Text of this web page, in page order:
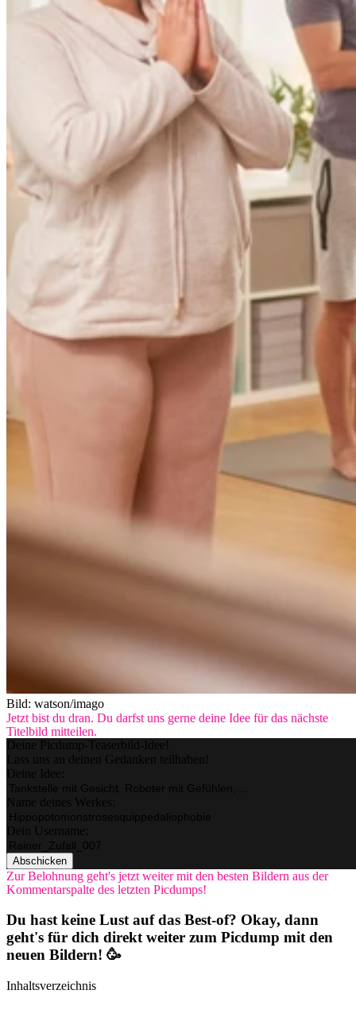
Bild: watson/imago
Jetzt bist du dran. Du darfst uns gerne deine Idee für das nächste
Titelbild mitteilen.
Deine Picdump-Teaserbild-Idee!
Lass uns an deinen Gedanken teilhaben!
Deine Idee:
Name deines Werkes:
Dein Username:
Abschicken
Zur Belohnung geht's jetzt weiter mit den besten Bildern aus der
Kommentarspalte des letzten Picdumps!
Du hast keine Lust auf das Best-of? Okay, dann
geht's für dich direkt weiter zum Picdump mit den
neuen Bildern! 🥳
Inhaltsverzeichnis